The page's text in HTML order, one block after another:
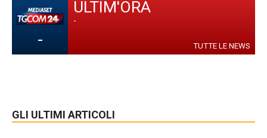
-
ULTIM'ORA
-
TUTTE LE NEWS
GLI ULTIMI ARTICOLI